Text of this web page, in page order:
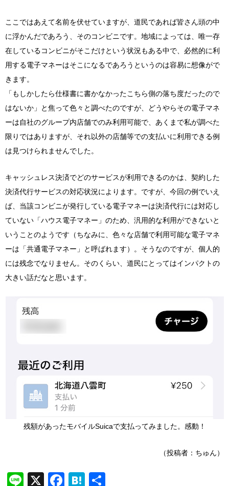
ここではあえて名前を伏せていますが、道民であれば皆さん頭の中
に浮かんだであろう、そのコンビニです。地域によっては、唯一存
在しているコンビニがそこだけという状況もある中で、必然的に利
用する電子マネーはそこになるであろうというのは容易に想像がで
きます。
「もしかしたら仕様書に書かなかったこちら側の落ち度だったので
はないか」と焦って色々と調べたのですが、どうやらその電子マネ
ーは自社のグループ内店舗でのみ利用可能で、あくまで私が調べた
限りではありますが、それ以外の店舗等での支払いに利用できる例
は見つけられませんでした。
キャッシュレス決済でどのサービスが利用できるのかは、契約した
決済代行サービスの対応状況によります。ですが、今回の例でいえ
ば、当該コンビニが発行している電子マネーは決済代行には対応し
ていない「ハウス電子マネー」のため、汎用的な利用ができないと
いうことのようです（ちなみに、色々な店舗で利用可能な電子マネ
ーは「共通電子マネー」と呼ばれます）。そうなのですが、個人的
には残念でなりません。そのくらい、道民にとってはインパクトの
大きい話だなと思います。
残額があったモバイルSuicaで支払ってみました。感動！
（投稿者：ちゅん）
Line
X Facebook
Hatena